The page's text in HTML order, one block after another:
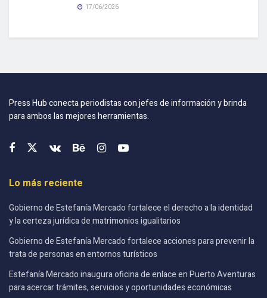
17/06/2026
Press Hub conecta periodistas con jefes de información y brinda
para ambos las mejores herramientas.
Lo más reciente
Gobierno de Estefanía Mercado fortalece el derecho a la identidad
y la certeza jurídica de matrimonios igualitarios
Gobierno de Estefanía Mercado fortalece acciones para prevenir la
trata de personas en entornos turísticos
Estefanía Mercado inaugura oficina de enlace en Puerto Aventuras
para acercar trámites, servicios y oportunidades económicas